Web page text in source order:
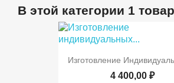
В этой категории 1
Изготовление
4 400,00 ₽